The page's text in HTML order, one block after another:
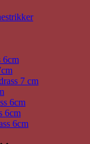
6cm
7 cm
6cm
6cm
6cm